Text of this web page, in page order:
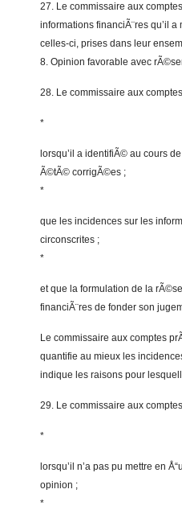
27. Le commissaire aux
informations financiÃ¨res qu’il
celles-ci, prises dans leur
8. Opinion favorable avec
28. Le commissaire aux
*
lorsqu’il a identifiÃ© au cours
Ã©tÃ© corrigÃ©es ;
*
que les incidences sur les
circonscrites ;
*
et que la formulation de la
financiÃ¨res de fonder son
Le commissaire aux comptes
quantifie au mieux les
indique les raisons pour
29. Le commissaire aux
*
lorsqu’il n’a pas pu mettre en
opinion ;
*